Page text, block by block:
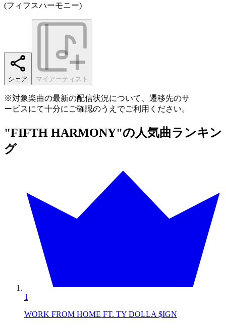
(フィフスハーモニー)
シェア マイアーティスト
※対象楽曲の最新の配信状況について、遷移先のサ
ービスにて十分にご確認のうえでご利用ください。
"FIFTH HARMONY"の人気曲ランキン
グ
1
WORK FROM HOME FT. TY DOLLA $IGN